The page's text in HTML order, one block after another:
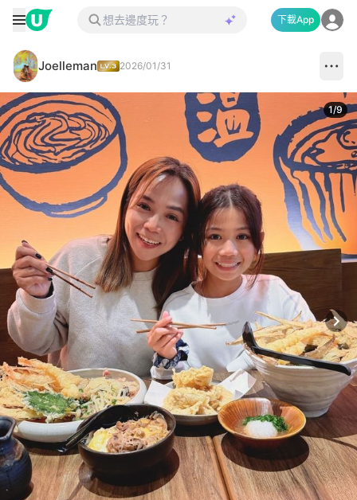
下載App
Joelleman 2026/01/31
1/9